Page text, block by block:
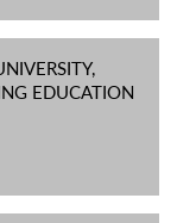
EDUCATION